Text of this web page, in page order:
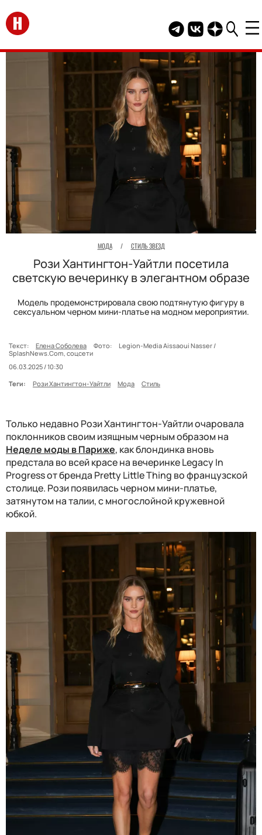
Перейти на главную
Telegram канал
Группа HELLO
Канал
МОДА / СТИЛЬ ЗВЕЗД
Рози Хантингтон-Уайтли посетила
светскую вечеринку в элегантном образе
Модель продемонстрировала свою подтянутую фигуру в
сексуальном черном мини-платье на модном мероприятии.
Текст: Елена Соболева Фото:
Legion-Media Aissaoui Nasser /
SplashNews.Com, соцсети
06.03.2025 / 10:30
Теги:
Рози Хантингтон-Уайтли Мода Стиль
Только недавно Рози Хантингтон-Уайтли очаровала
поклонников своим изящным черным образом на
Неделе моды в Париже, как блондинка вновь
предстала во всей красе на вечеринке Legacy In
Progress от бренда Pretty Little Thing во французской
столице. Рози появилась черном мини-платье,
затянутом на талии, с многослойной кружевной
юбкой.